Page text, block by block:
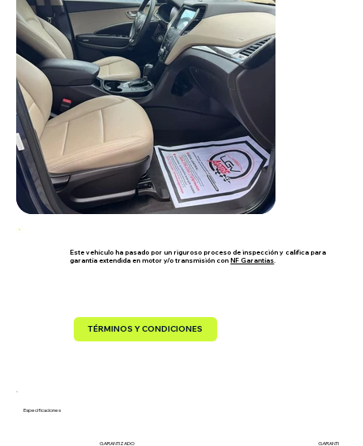
Este vehículo ha pasado por un riguroso proceso de inspección y califica para
garantía extendida en motor y/o transmisión conNF Garantías.
TÉRMINOS Y CONDICIONES
Especificaciones
GARANTIZADO GARANTIZADO